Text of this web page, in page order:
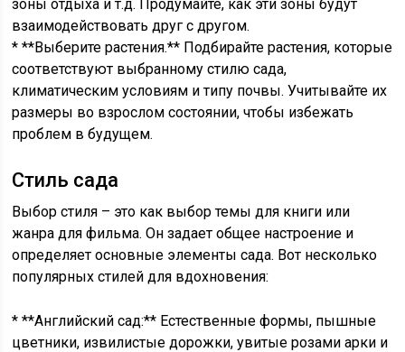
зоны отдыха и т.д. Продумайте, как эти зоны будут
взаимодействовать друг с другом.
* **Выберите растения.** Подбирайте растения, которые
соответствуют выбранному стилю сада,
климатическим условиям и типу почвы. Учитывайте их
размеры во взрослом состоянии, чтобы избежать
проблем в будущем.
Стиль сада
Выбор стиля – это как выбор темы для книги или
жанра для фильма. Он задает общее настроение и
определяет основные элементы сада. Вот несколько
популярных стилей для вдохновения:
* **Английский сад:** Естественные формы, пышные
цветники, извилистые дорожки, увитые розами арки и